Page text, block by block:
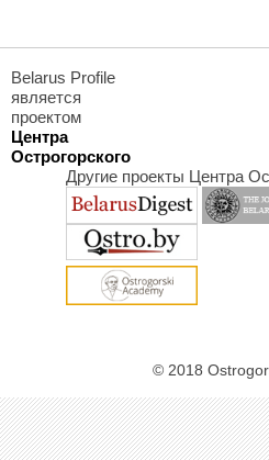
Belarus Profile
является
проектом
Центра
Острогорского
Другие проекты Центра
© 2018